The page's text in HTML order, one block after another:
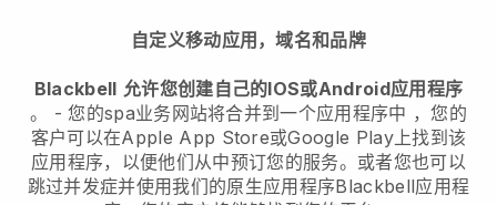
自定义移动应用，域名和品牌
Blackbell 允许您创建自己的IOS或Android应用程序
。 -您的spa业务网站将合并到一个应用程序中 ，您的
客户可以在Apple App Store或Google Play上找到该
应用程序，以便他们从中预订您的服务。或者您也可以
跳过并发症并使用我们的原生应用程序Blackbell应用程